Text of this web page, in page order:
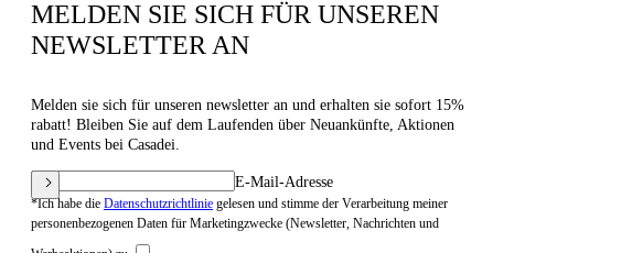
MELDEN SIE SICH FÜR UNSEREN
NEWSLETTER AN
Melden sie sich für unseren newsletter an und erhalten sie sofort 15%
rabatt! Bleiben Sie auf dem Laufenden über Neuankünfte, Aktionen
und Events bei Casadei.
E-Mail-Adresse
*Ich habe die Datenschutzrichtlinie gelesen und stimme der Verarbeitung meiner
personenbezogenen Daten für Marketingzwecke (Newsletter, Nachrichten und